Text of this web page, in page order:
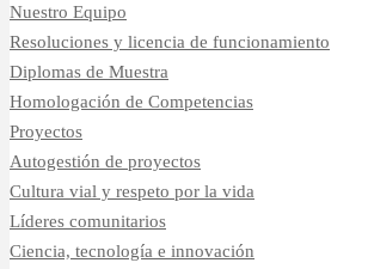
Nuestro Equipo
Resoluciones y licencia de funcionamiento
Diplomas de Muestra
Homologación de Competencias
Proyectos
Autogestión de proyectos
Cultura vial y respeto por la vida
Líderes comunitarios
Ciencia, tecnología e innovación